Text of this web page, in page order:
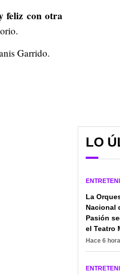
feliz con otra
Garrido.
LO
La
Nacional
Pasión
el Teatro
Hace 6